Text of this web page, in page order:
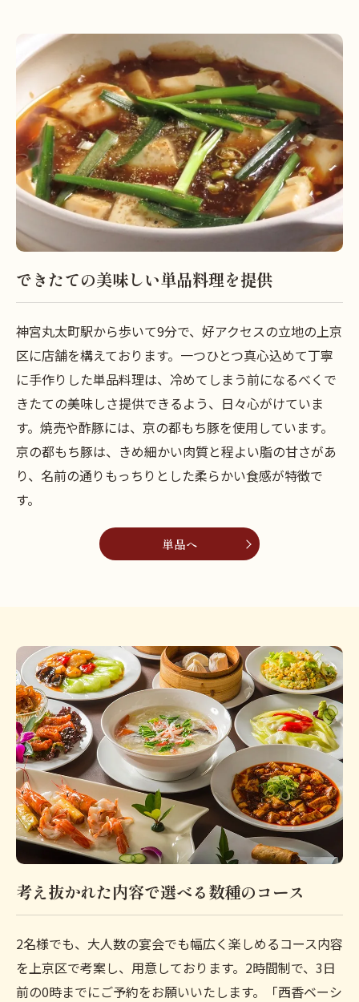
できたての美味しい単品料理を提供
神宮丸太町駅から歩いて9分で、好アクセスの立地の上京
区に店舗を構えております。一つひとつ真心込めて丁寧
に手作りした単品料理は、冷めてしまう前になるべくで
きたての美味しさ提供できるよう、日々心がけていま
す。焼売や酢豚には、京の都もち豚を使用しています。
京の都もち豚は、きめ細かい肉質と程よい脂の甘さがあ
り、名前の通りもっちりとした柔らかい食感が特徴で
す。
単品へ
考え抜かれた内容で選べる数種のコース
2名様でも、大人数の宴会でも幅広く楽しめるコース内容
を上京区で考案し、用意しております。2時間制で、3日
前の0時までにご予約をお願いいたします。「西香ベーシ